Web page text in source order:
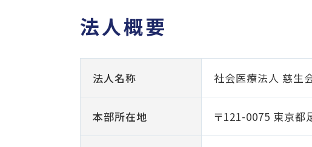
法人概要
法人名称 社会医療法人 慈生
本部所在地 〒121-0075 東京都